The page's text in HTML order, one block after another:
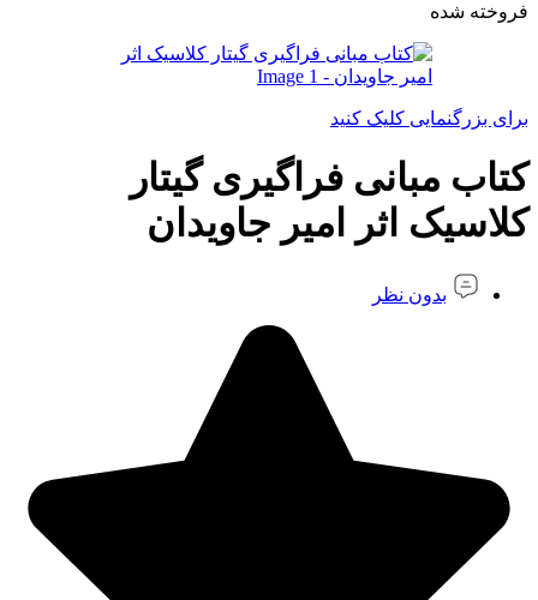
فروخته شده
برای بزرگنمایی کلیک کنید
کتاب مبانی فراگيری گيتار
كلاسيک اثر امیر جاویدان
بدون نظر